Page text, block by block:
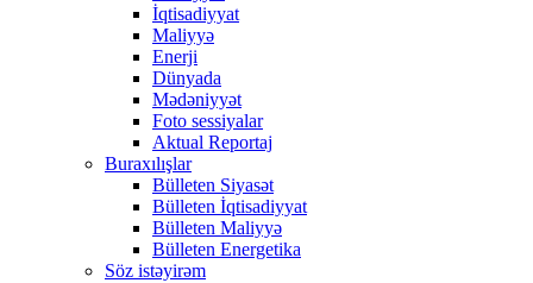
İqtisadiyyat
Maliyyə
Enerji
Dünyada
Mədəniyyət
Foto sessiyalar
Aktual Reportaj
Buraxılışlar
Bülleten Siyasət
Bülleten İqtisadiyyat
Bülleten Maliyyə
Bülleten Energetika
Söz istəyirəm